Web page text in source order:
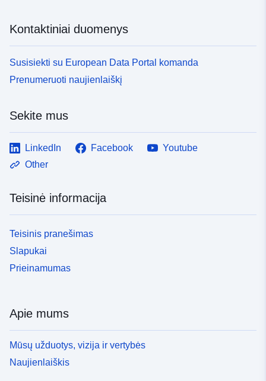
Kontaktiniai duomenys
Susisiekti su European Data Portal komanda
Prenumeruoti naujienlaiškį
Sekite mus
LinkedIn Facebook
Youtube
Other
Teisinė informacija
Teisinis pranešimas
Slapukai
Prieinamumas
Apie mums
Mūsų užduotys, vizija ir vertybės
Naujienlaiškis